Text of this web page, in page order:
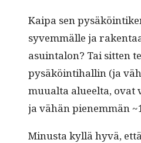
Kaipa sen
syvem­mälle ja
asuin­talon? Tai sit­ten
pysäköin­ti­hallin (ja
muual­ta alueelta,
ja vähän pienem­män
Minus­ta kyl­lä hyvä,